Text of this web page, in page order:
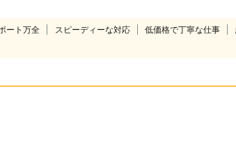
ート万全 スピーディーな対応 低価格で丁寧な仕事